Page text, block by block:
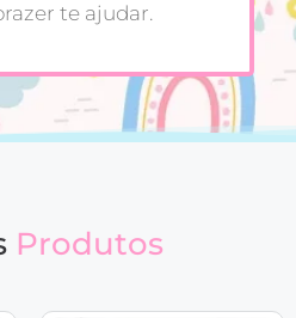
te ajudar.
Produtos